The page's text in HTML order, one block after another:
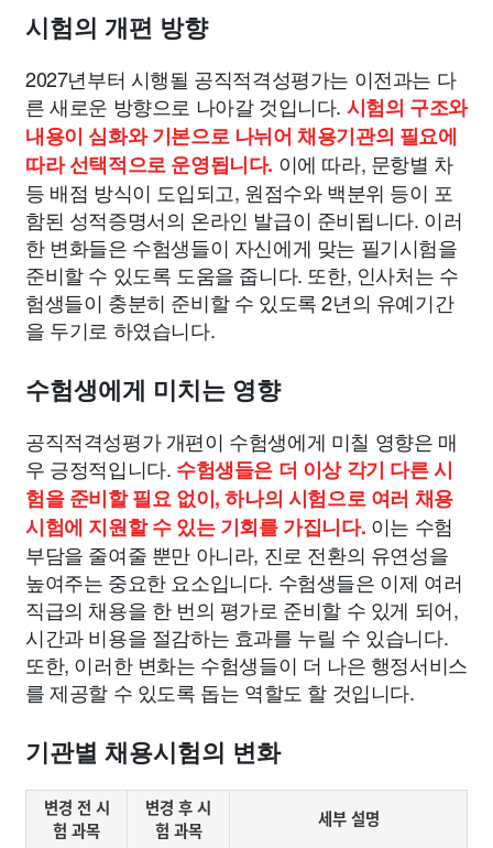
시험의 개편 방향
2027년부터 시행될 공직적격성평가는 이전과는 다
른 새로운 방향으로 나아갈 것입니다. 시험의 구조와
내용이 심화와 기본으로 나뉘어 채용기관의 필요에
따라 선택적으로 운영됩니다. 이에 따라, 문항별 차
등 배점 방식이 도입되고, 원점수와 백분위 등이 포
함된 성적증명서의 온라인 발급이 준비됩니다. 이러
한 변화들은 수험생들이 자신에게 맞는 필기시험을
준비할 수 있도록 도움을 줍니다. 또한, 인사처는 수
험생들이 충분히 준비할 수 있도록 2년의 유예기간
을 두기로 하였습니다.
수험생에게 미치는 영향
공직적격성평가 개편이 수험생에게 미칠 영향은 매
우 긍정적입니다. 수험생들은 더 이상 각기 다른 시
험을 준비할 필요 없이, 하나의 시험으로 여러 채용
시험에 지원할 수 있는 기회를 가집니다. 이는 수험
부담을 줄여줄 뿐만 아니라, 진로 전환의 유연성을
높여주는 중요한 요소입니다. 수험생들은 이제 여러
직급의 채용을 한 번의 평가로 준비할 수 있게 되어,
시간과 비용을 절감하는 효과를 누릴 수 있습니다.
또한, 이러한 변화는 수험생들이 더 나은 행정서비스
를 제공할 수 있도록 돕는 역할도 할 것입니다.
기관별 채용시험의 변화
변경 전 시
험 과목
변경 후 시
험 과목
세부 설명